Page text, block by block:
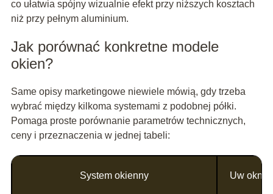
co ułatwia spójny wizualnie efekt przy niższych kosztach
niż przy pełnym aluminium.
Jak porównać konkretne modele
okien?
Same opisy marketingowe niewiele mówią, gdy trzeba
wybrać między kilkoma systemami z podobnej półki.
Pomaga proste porównanie parametrów technicznych,
ceny i przeznaczenia w jednej tabeli:
System okienny Uw okna